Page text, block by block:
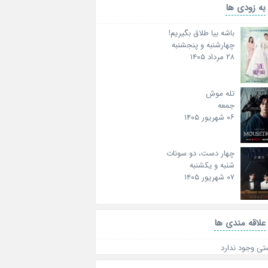
به زودی ها
باشه بیا طلاق بگیریم!
چهارشنبه و پنجشنبه
۲۸ مرداد ۱۴۰۵
تله موش
جمعه
۰۶ شهریور ۱۴۰۵
چهار دست، دو سونات
شنبه و یکشنبه
۰۷ شهریور ۱۴۰۵
علاقه‌ مندی ها
وجود ندارد